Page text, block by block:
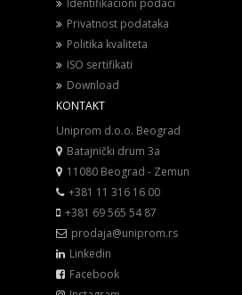
Privatnost podataka
Politika kvaliteta
ISO sertifikati
Download
KONTAKT
Uniprom d.o.o. Beograd
Batajnički drum 3a
11080 Beograd - Zemun
+381 11 316 16 00
+381 69 565 54 87
prodaja@uniprom.rs
Linkedin
Facebook